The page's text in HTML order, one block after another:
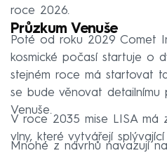
roce 2026.
Průzkum Venuše
Poté od roku 2029 Comet
kosmické počasí startuje o
stejném roce má startovat
se bude věnovat detailnímu
Venuše.
V roce 2035 mise LISA má
vlny, které vytvářejí
Mnohé z návrhů navazují